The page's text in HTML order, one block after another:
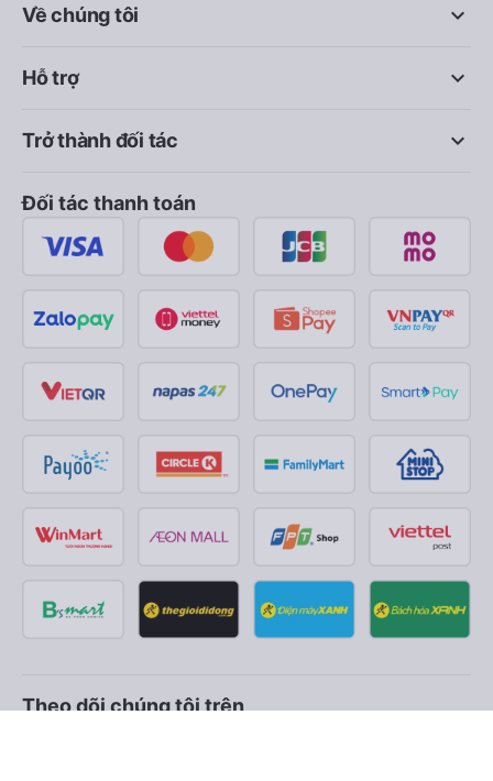
keyboard_arrow_down
Về chúng tôi
keyboard_arrow_down
Hỗ trợ
keyboard_arrow_down
Trở thành đối tác
Đối tác thanh toán
Theo dõi chúng tôi trên